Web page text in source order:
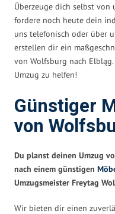
Überzeuge dich selbst von
fordere noch heute dein
uns telefonisch oder über
erstellen dir ein
von Wolfsburg nach
Umzug zu helfen!
Günstiger
von
Du planst deinen Umzug
nach einem günstigen
Umzugsmeister Freytag
Wir bieten dir einen